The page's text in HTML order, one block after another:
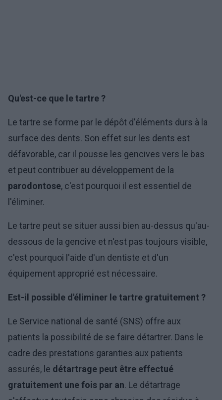
Qu'est-ce que le tartre ?
Le tartre se forme par le dépôt d'éléments durs à la
surface des dents. Son effet sur les dents est
défavorable, car il pousse les gencives vers le bas
et peut contribuer au développement de la
parodontose, c'est pourquoi il est essentiel de
l'éliminer.
Le tartre peut se situer aussi bien au-dessus qu'au-
dessous de la gencive et n'est pas toujours visible,
c'est pourquoi l'aide d'un dentiste et d'un
équipement approprié est nécessaire.
Est-il possible d'éliminer le tartre gratuitement ?
Le Service national de santé (SNS) offre aux
patients la possibilité de se faire détartrer. Dans le
cadre des prestations garanties aux patients
assurés, le détartrage peut être effectué
gratuitement une fois par an. Le détartrage